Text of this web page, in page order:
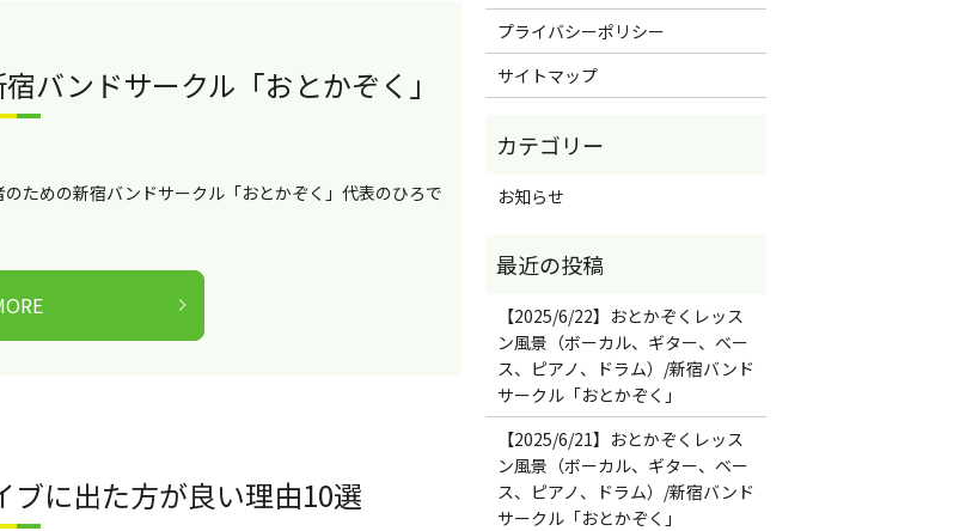
バンドサークル「おとかぞく」
ための新宿バンドサークル「おとかぞく」代表のひろで
に出た方が良い理由10選
プライバシーポリシー
サイトマップ
お知らせ
【2025/6/22】おとかぞくレッス
ン風景（ボーカル、ギター、ベー
ス、ピアノ、ドラム）/新宿バンド
サークル「おとかぞく」
【2025/6/21】おとかぞくレッス
ン風景（ボーカル、ギター、ベー
ス、ピアノ、ドラム）/新宿バンド
サークル「おとかぞく」